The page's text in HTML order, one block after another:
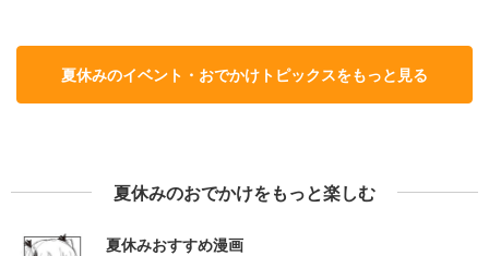
夏休みのイベント・おでかけトピックスをもっと見る
夏休みのおでかけをもっと楽しむ
夏休みおすすめ漫画